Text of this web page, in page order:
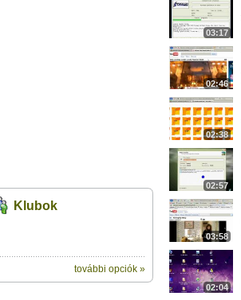
Klubok
további opciók »
03:17
02:46
02:38
02:57
03:58
02:04